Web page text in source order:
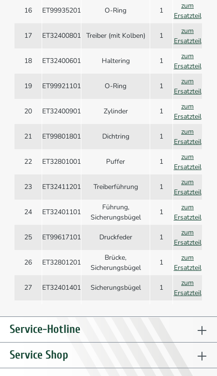
16 ET99935201 O-Ring 1
zum
Ersatzteil
17 ET32400801 Treiber (mit Kolben) 1
zum
Ersatzteil
18 ET32400601 Haltering 1
zum
Ersatzteil
19 ET99921101 O-Ring 1
zum
Ersatzteil
20 ET32400901 Zylinder 1
zum
Ersatzteil
21 ET99801801 Dichtring 1
zum
Ersatzteil
22 ET32801001 Puffer 1
zum
Ersatzteil
23 ET32411201 Treiberführung 1
zum
Ersatzteil
24 ET32401101
Führung,
Sicherungsbügel
1
zum
Ersatzteil
25 ET99617101 Druckfeder 1
zum
Ersatzteil
26 ET32801201
Brücke,
Sicherungsbügel
1
zum
Ersatzteil
27 ET32401401 Sicherungsbügel 1
zum
Ersatzteil
Ersatzteil
Ersatzteil
ET52127601
Ersatzteil
Service-Hotline
Service Shop